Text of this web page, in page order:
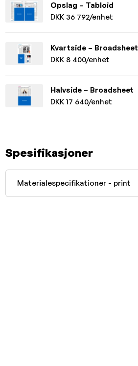
Opslag – Tabloid
DKK 36 792/enhet
Kvartside – Broadsheet
DKK 8 400/enhet
Halvside – Broadsheet
DKK 17 640/enhet
Spesifikasjoner
Materialespecifikationer - print